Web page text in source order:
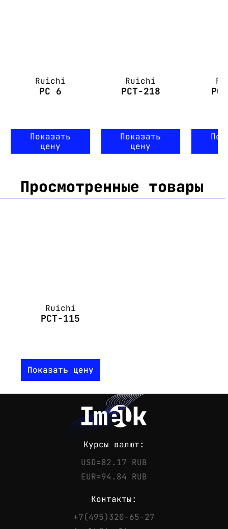
Контакты
Ruichi
PC 6
Показать
цену
Ruichi
PCT-218
Показать
цену
Просмотренные товары
Ruichi
PCT-115
Показать цену
Курсы валют:
USD=82.17 RUB
EUR=94.84 RUB
Контакты:
+7(495)320-65-27